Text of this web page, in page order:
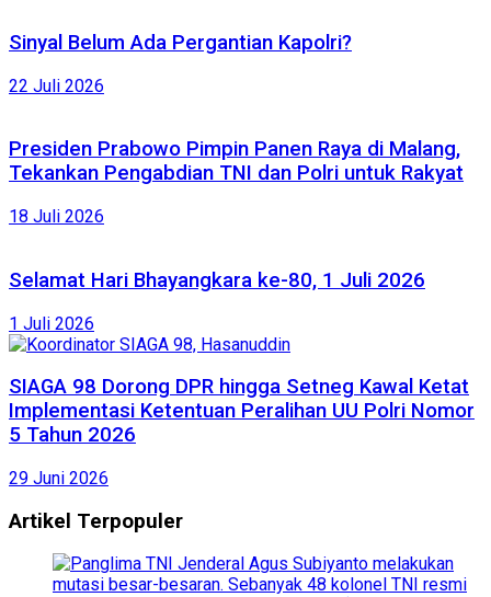
Sinyal Belum Ada Pergantian Kapolri?
22 Juli 2026
Presiden Prabowo Pimpin Panen Raya di Malang,
Tekankan Pengabdian TNI dan Polri untuk Rakyat
18 Juli 2026
Selamat Hari Bhayangkara ke-80, 1 Juli 2026
1 Juli 2026
SIAGA 98 Dorong DPR hingga Setneg Kawal Ketat
Implementasi Ketentuan Peralihan UU Polri Nomor
5 Tahun 2026
29 Juni 2026
Artikel Terpopuler